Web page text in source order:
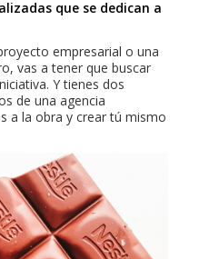
que se dedican a
empresarial o una
vas a tener que buscar
Y tienes dos
de una agencia
a la obra y crear tú mismo